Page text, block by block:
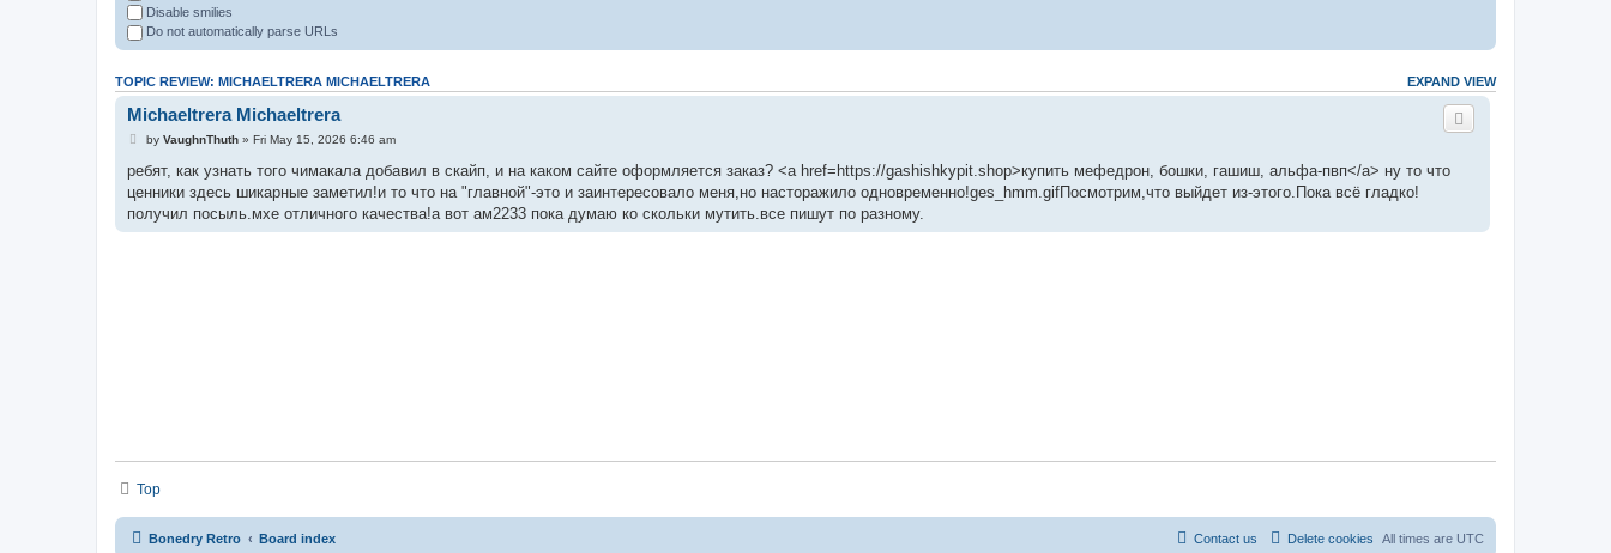
Disable smilies
Do not automatically parse URLs
EXPAND VIEW
TOPIC REVIEW: MICHAELTRERA MICHAELTRERA
Michaeltrera Michaeltrera
by VaughnThuth» Fri May 15, 2026 6:46 am
ребят, как узнать того чимакала добавил в скайп, и на каком сайте оформляется заказ? <a href=https://gashishkypit.shop>купить мефедрон, бошки, гашиш, альфа-пвп</a> ну то что
ценники здесь шикарные заметил!и то что на "главной"-это и заинтересовало меня,но насторажило одновременно!ges_hmm.gifПосмотрим,что выйдет из-этого.Пока всё гладко!
получил посыль.мхе отличного качества!а вот ам2233 пока думаю ко скольки мутить.все пишут по разному.
Top
Bonedry Retro Board index All times are UTC
Delete cookies
Contact us